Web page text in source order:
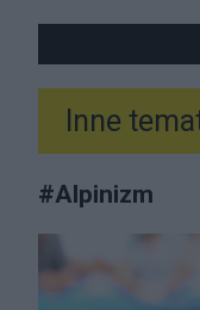
Inne
#Alpinizm